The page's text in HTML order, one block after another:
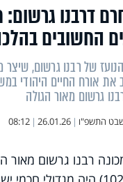
דרבנו
החשובים
של רבנו גרשום,
גרשום מאור הגולה
התשפ"ו |
26.01.26
|
08:12
רבנו גרשום מאור